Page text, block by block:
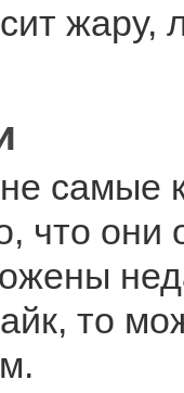
жару,
самые
что они
то